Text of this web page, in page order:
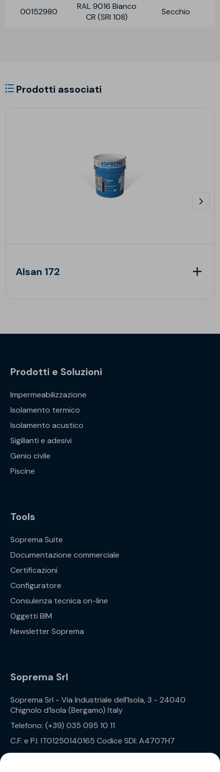
00152980
RAL 9016 Bianco
CR (SRI 108)
Secchio
Prodotti associati
Alsan 172
Prodotti e Soluzioni
Impermeabilizzazione
Isolamento termico
Isolamento acustico
Sigillanti e adesivi
Genio civile
Piscine
Tools
Soprema Suite
Documentazione commerciale
Certificazioni
Configuratore
Consulenza tecnica on-line
Oggetti BIM
Newsletter Soprema
Soprema Srl
Soprema Srl - Via Industriale dell’Isola, 3 - 24040
Chignolo d’Isola (Bergamo) Italy
Telefono: (+39) 035 095 10 11
C.F. e P.I. IT01250140165 Codice SDI: A4707H7
Privacy Policy